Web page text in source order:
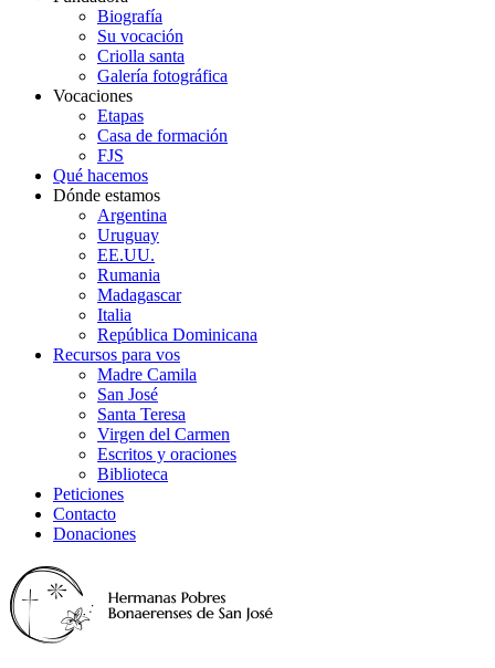
Biografía
Su vocación
Criolla santa
Galería fotográfica
Vocaciones
Etapas
Casa de formación
FJS
Qué hacemos
Dónde estamos
Argentina
Uruguay
EE.UU.
Rumania
Madagascar
Italia
República Dominicana
Recursos para vos
Madre Camila
San José
Santa Teresa
Virgen del Carmen
Escritos y oraciones
Biblioteca
Peticiones
Contacto
Donaciones